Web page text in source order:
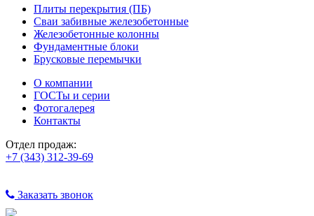
Плиты перекрытия (ПБ)
Сваи забивные железобетонные
Железобетонные колонны
Фундаментные блоки
Брусковые перемычки
О компании
ГОСТы и серии
Фотогалерея
Контакты
Отдел продаж:
+7 (343) 312-39-69
Заказать звонок